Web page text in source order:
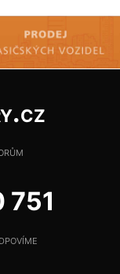
751